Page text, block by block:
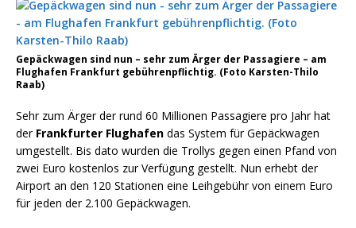
Gepäckwagen sind nun – sehr zum Ärger der Passagiere – am
Flughafen Frankfurt gebührenpflichtig. (Foto Karsten-Thilo
Raab)
Sehr zum Ärger der rund 60 Millionen Passagiere pro Jahr hat
der Frankfurter Flughafen das System für Gepäckwagen
umgestellt. Bis dato wurden die Trollys gegen einen Pfand von
zwei Euro kostenlos zur Verfügung gestellt. Nun erhebt der
Airport an den 120 Stationen eine Leihgebühr von einem Euro
für jeden der 2.100 Gepäckwagen.